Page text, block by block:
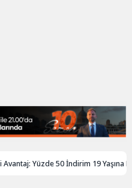
Yüzde 50 İndirim 19 Yaşına Kadar